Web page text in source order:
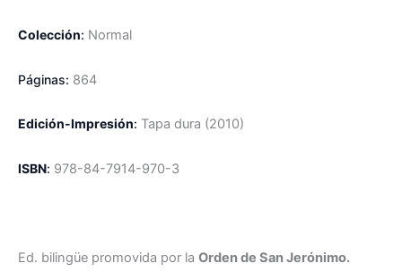
Colección: Normal
Páginas: 864
Edición-Impresión: Tapa dura (2010)
ISBN: 978-84-7914-970-3
Ed. bilingüe promovida por la Orden de San Jerónimo.